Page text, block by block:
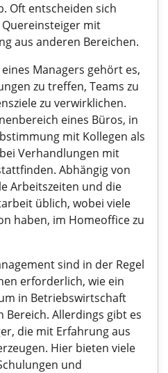
Oft entscheiden sich
mit
aus anderen Bereichen.
Managers gehört es,
zu treffen, Teams zu
zu verwirklichen.
eines Büros, in
mit Kollegen als
Verhandlungen mit
Abhängig von
Arbeitszeiten und die
üblich, wobei viele
haben, im Homeoffice zu
sind in der Regel
erforderlich, wie ein
in Betriebswirtschaft
Allerdings gibt es
die mit Erfahrung aus
Hier bieten viele
und